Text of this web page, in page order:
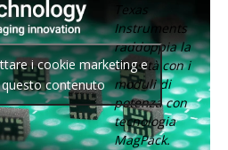
Texas
Instruments
raddoppia la
densità con i
moduli di
potenza con
tecnologia
MagPack.
i cookie marketing e
contenuto